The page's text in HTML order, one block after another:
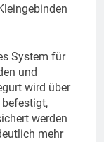
System für
und
wird über
befestigt,
werden
mehr